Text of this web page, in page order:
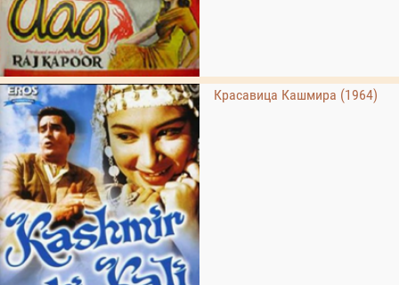
Красавица Кашмира (1964)